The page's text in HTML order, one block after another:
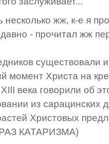
несколько жж, к-е я
- прочитал жж
существовали
момент Христа на
века говорили об
из сарацинских
Христовых
КАТАРИЗМА)